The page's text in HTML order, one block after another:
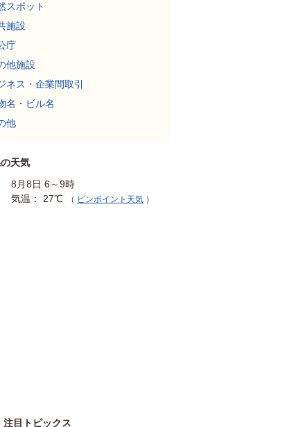
スポット
施設
庁
他施設
ネス・企業間取引
名・ビル名
他
天気
8月8日 6～9時
気温： 27℃
（ ピンポイント天気 ）
注目トピックス